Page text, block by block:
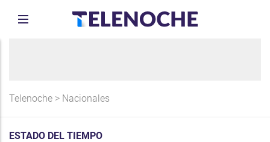
Telenoche > Nacionales
ESTADO DEL TIEMPO